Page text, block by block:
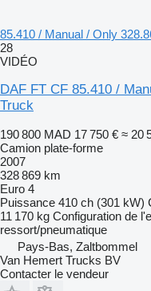
85.410 / Manual / Only
28
VIDÉO
DAF FT CF 85.410 /
Truck
190 800 MAD 17 750 € ≈ 20
Camion plate-forme
2007
328 869 km
Euro 4
Puissance 410 ch (301 kW)
11 170 kg Configuration de
ressort/pneumatique
Pays-Bas, Zaltbommel
Van Hemert Trucks BV
Contacter le vendeur